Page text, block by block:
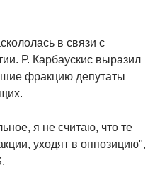
в связи с
Р. Карбаускис выразил
фракцию депутаты
я не считаю, что те
уходят в оппозицию",